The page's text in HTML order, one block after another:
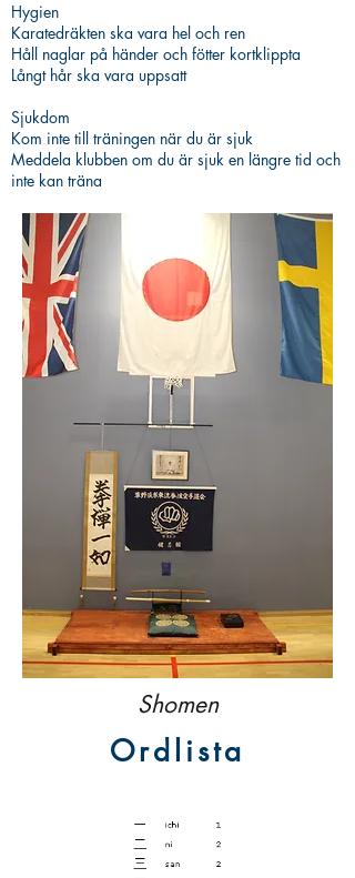
Hygien
Karatedräkten ska vara hel och ren
Håll naglar på händer och fötter kortklippta
Långt hår ska vara uppsatt
Sjukdom
Kom inte till träningen när du är sjuk
Meddela klubben om du är sjuk en längre tid och
inte kan träna
Shomen
Ordlista